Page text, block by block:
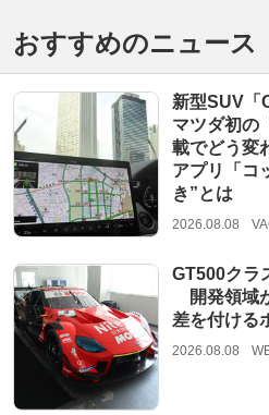
おすすめのニュース
新型SUV「
マツダ初の
載でどう変
アプリ「コ
き”とは
2026.08.08
GT500クラ
開発領域
差を付ける
2026.08.08